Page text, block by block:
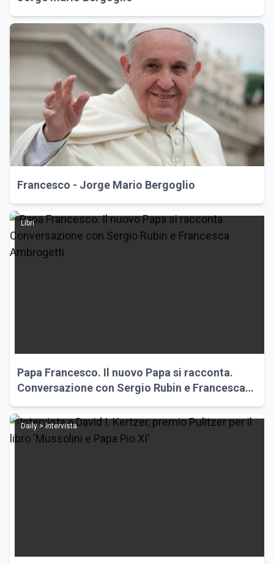
Francesco - Jorge Mario Bergoglio
Libri
Papa Francesco. Il nuovo Papa si racconta.
Conversazione con Sergio Rubin e Francesca
Daily > Intervista